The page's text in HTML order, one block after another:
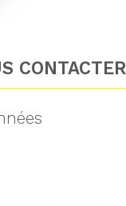
CONTACTER